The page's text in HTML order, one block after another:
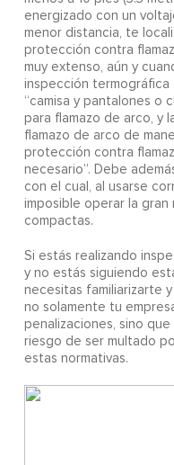
energizado con un
menor distancia, te
protección contra
muy extenso, aún y
inspección termográfica
“camisa y pantalones o
para flamazo de arco, y
flamazo de arco de
protección contra
necesario”. Debe
con el cual, al usarse
imposible operar la gran
compactas.
Si estás realizando
y no estás siguiendo
necesitas familiarizarte
no solamente tu
penalizaciones, sino
riesgo de ser multado
estas normativas.